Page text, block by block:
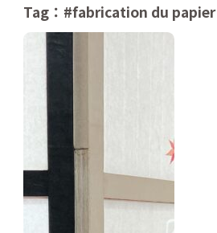
Tag：#fabrication du papier